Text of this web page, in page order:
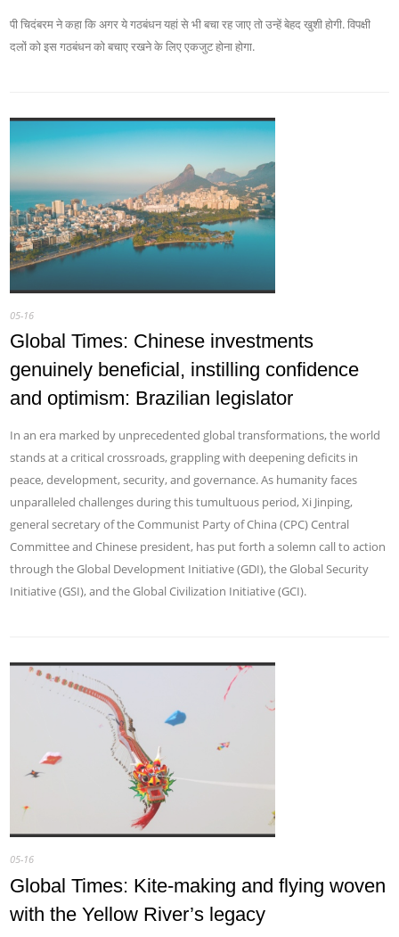
पी चिदंबरम ने कहा कि अगर ये गठबंधन यहां से भी बचा रह जाए तो उन्हें बेहद खुशी होगी. विपक्षी
दलों को इस गठबंधन को बचाए रखने के लिए एकजुट होना होगा.
05-16
Global Times: Chinese investments
genuinely beneficial, instilling confidence
and optimism: Brazilian legislator
In an era marked by unprecedented global transformations, the world
stands at a critical crossroads, grappling with deepening deficits in
peace, development, security, and governance. As humanity faces
unparalleled challenges during this tumultuous period, Xi Jinping,
general secretary of the Communist Party of China (CPC) Central
Committee and Chinese president, has put forth a solemn call to action
through the Global Development Initiative (GDI), the Global Security
Initiative (GSI), and the Global Civilization Initiative (GCI).
05-16
Global Times: Kite-making and flying woven
with the Yellow River’s legacy